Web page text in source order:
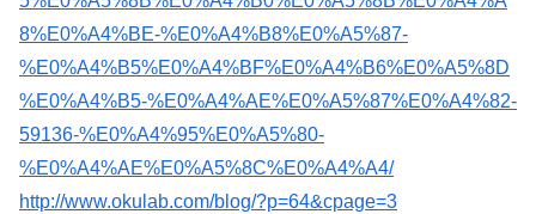
8%E0%A4%BE-%E0%A4%B8%E0%A5%87-
%E0%A4%B5%E0%A4%BF%E0%A4%B6%E0%A5%8D
%E0%A4%B5-%E0%A4%AE%E0%A5%87%E0%A4%82-
59136-%E0%A4%95%E0%A5%80-
%E0%A4%AE%E0%A5%8C%E0%A4%A4/
http://www.okulab.com/blog/?p=64&cpage=3